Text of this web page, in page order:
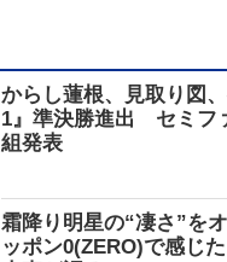
からし蓮根、見取り図
1』準決勝進出 セミフ
組発表
霜降り明星の“凄さ”を
ッポン0(ZERO)で感じ